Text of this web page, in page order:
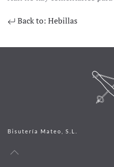
Back to: Hebillas
Bisutería Mateo, S.L.